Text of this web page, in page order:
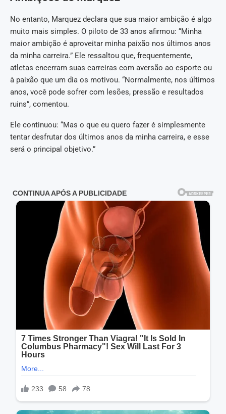
No entanto, Marquez declara que sua maior ambição é algo
muito mais simples. O piloto de 33 anos afirmou: “Minha
maior ambição é aproveitar minha paixão nos últimos anos
da minha carreira.” Ele ressaltou que, frequentemente,
atletas encerram suas carreiras com aversão ao esporte ou
à paixão que um dia os motivou. “Normalmente, nos últimos
anos, você pode sofrer com lesões, pressão e resultados
ruins”, comentou.
Ele continuou: “Mas o que eu quero fazer é simplesmente
tentar desfrutar dos últimos anos da minha carreira, e esse
será o principal objetivo.”